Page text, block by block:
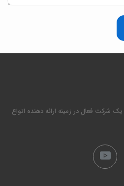
شرکت فعال در زمینه ارائه دهنده انواع